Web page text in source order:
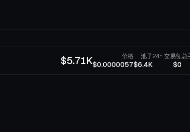
$5.71K 价格
$0.0000057
池子
$6.4K
24h 交易额
$0
总